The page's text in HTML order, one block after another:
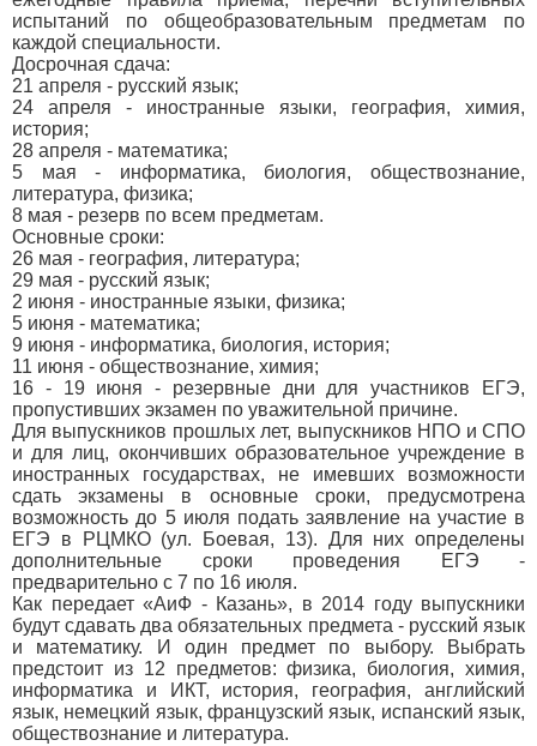
испытаний по общеобразовательным предметам по
каждой специальности.
Досрочная сдача:
21 апреля - русский язык;
24 апреля - иностранные языки, география, химия,
история;
28 апреля - математика;
5 мая - информатика, биология, обществознание,
литература, физика;
8 мая - резерв по всем предметам.
Основные сроки:
26 мая - география, литература;
29 мая - русский язык;
2 июня - иностранные языки, физика;
5 июня - математика;
9 июня - информатика, биология, история;
11 июня - обществознание, химия;
16 - 19 июня - резервные дни для участников ЕГЭ,
пропустивших экзамен по уважительной причине.
Для выпускников прошлых лет, выпускников НПО и СПО
и для лиц, окончивших образовательное учреждение в
иностранных государствах, не имевших возможности
сдать экзамены в основные сроки, предусмотрена
возможность до 5 июля подать заявление на участие в
ЕГЭ в РЦМКО (ул. Боевая, 13). Для них определены
дополнительные сроки проведения ЕГЭ -
предварительно с 7 по 16 июля.
Как передает «АиФ - Казань», в 2014 году выпускники
будут сдавать два обязательных предмета - русский язык
и математику. И один предмет по выбору. Выбрать
предстоит из 12 предметов: физика, биология, химия,
информатика и ИКТ, история, география, английский
язык, немецкий язык, французский язык, испанский язык,
обществознание и литература.